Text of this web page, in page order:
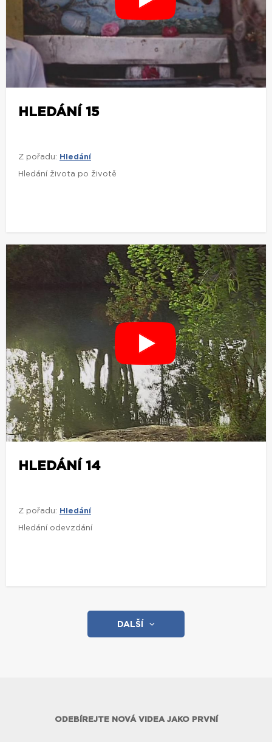
HLEDÁNÍ 15
Z pořadu: Hledání
Hledání života po životě
HLEDÁNÍ 14
Z pořadu: Hledání
Hledání odevzdání
DALŠÍ
ODEBÍREJTE NOVÁ VIDEA JAKO PRVNÍ